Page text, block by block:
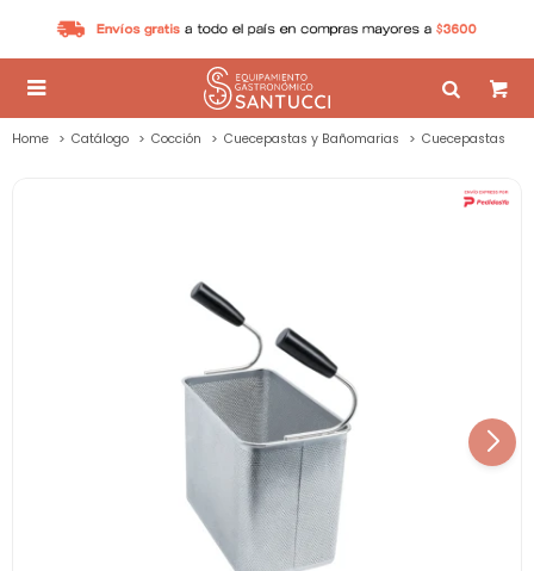

Home Catálogo Cocción Cuecepastas y Bañomarias Cuecepastas